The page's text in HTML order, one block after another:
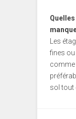
Les
fines
sol tout